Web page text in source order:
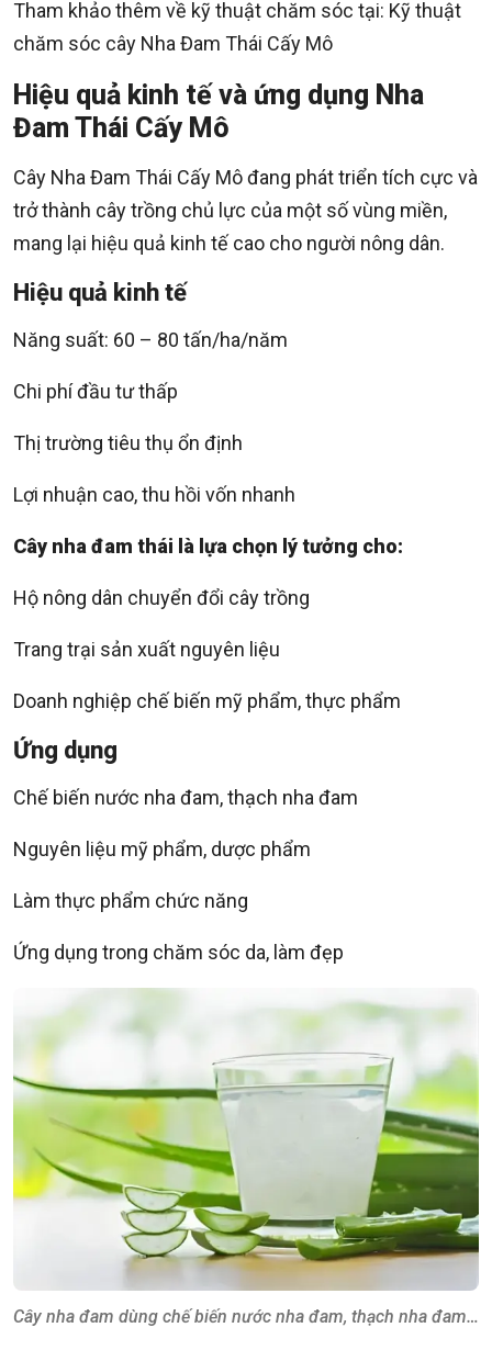
Tham khảo thêm về kỹ thuật chăm sóc tại: Kỹ thuật
chăm sóc cây Nha Đam Thái Cấy Mô
Hiệu quả kinh tế và ứng dụng Nha
Đam Thái Cấy Mô
Cây Nha Đam Thái Cấy Mô đang phát triển tích cực và
trở thành cây trồng chủ lực của một số vùng miền,
mang lại hiệu quả kinh tế cao cho người nông dân.
Hiệu quả kinh tế
Năng suất: 60 – 80 tấn/ha/năm
Chi phí đầu tư thấp
Thị trường tiêu thụ ổn định
Lợi nhuận cao, thu hồi vốn nhanh
Cây nha đam thái là lựa chọn lý tưởng cho:
Hộ nông dân chuyển đổi cây trồng
Trang trại sản xuất nguyên liệu
Doanh nghiệp chế biến mỹ phẩm, thực phẩm
Ứng dụng
Chế biến nước nha đam, thạch nha đam
Nguyên liệu mỹ phẩm, dược phẩm
Làm thực phẩm chức năng
Ứng dụng trong chăm sóc da, làm đẹp
Cây nha đam dùng chế biến nước nha đam, thạch nha đam…